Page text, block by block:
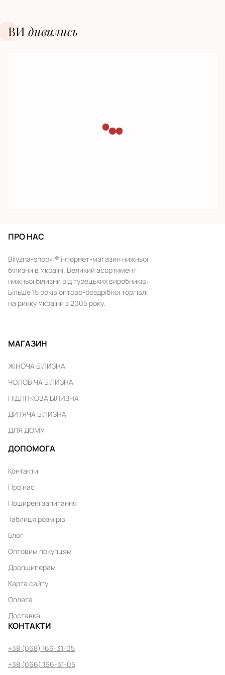
ВИ дивилиcь
ПРО НАС
Bilyzna-shop» ® інтернет-магазин нижньої
білизни в Україні. Великий асортимент
нижньої білизни від турецьких виробників.
Більше 15 років оптово-роздрібної торгівлі
на ринку України з 2005 року.
МАГАЗИН
ЖІНОЧА БІЛИЗНА
ЧОЛОВІЧА БІЛИЗНА
ПІДЛІТКОВА БІЛИЗНА
ДИТЯЧА БІЛИЗНА
ДЛЯ ДОМУ
ДОПОМОГА
Контакти
Про нас
Поширені запитання
Таблиця розмірів
Блог
Оптовим покупцям
Дропшиперам
Карта сайту
Оплата
Доставка
КОНТАКТИ
+38 (068) 166-31-05
+38 (066) 166-31-05